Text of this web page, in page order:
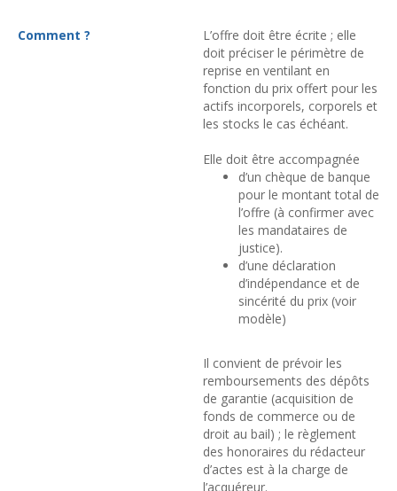
Comment ?
L’offre doit être écrite ; elle
doit préciser le périmètre de
reprise en ventilant en
fonction du prix offert pour les
actifs incorporels, corporels et
les stocks le cas échéant.
Elle doit être accompagnée
d’un chèque de banque
pour le montant total de
l’offre (à confirmer avec
les mandataires de
justice).
d’une déclaration
d’indépendance et de
sincérité du prix (voir
modèle)
Il convient de prévoir les
remboursements des dépôts
de garantie (acquisition de
fonds de commerce ou de
droit au bail) ; le règlement
des honoraires du rédacteur
d’actes est à la charge de
l’acquéreur.